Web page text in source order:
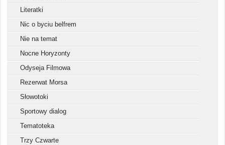
Literatki
Nic o byciu belfrem
Nie na temat
Nocne Horyzonty
Odyseja Filmowa
Rezerwat Morsa
Słowotoki
Sportowy dialog
Tematoteka
Trzy Czwarte